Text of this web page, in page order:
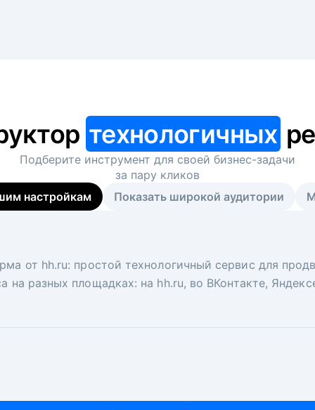
технологичных
Подберите инструмент для своей бизнес-задачи
за пару кликов
настройкам
Показать широкой аудитории
от hh.ru: простой технологичный сервис для
на разных площадках: на hh.ru, во ВКонтакте,
вакансий на главной странице hh.ru.
ключ. Решите, сколько кандидатов и когда вам
рекрутеры и проектные менеджеры hh.ru с